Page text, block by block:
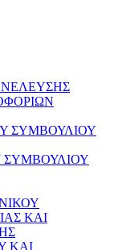
ΣΥΜΒΟΥΛΙΟΥ
ΣΥΜΒΟΥΛΙΟΥ
ΚΑΙ
ΚΑΙ